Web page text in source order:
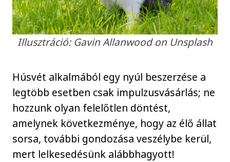
Illusztráció: Gavin Allanwood on Unsplash
Húsvét alkalmából egy nyúl beszerzése a
legtöbb esetben csak impulzusvásárlás; ne
hozzunk olyan felelőtlen döntést,
amelynek következménye, hogy az élő állat
sorsa, további gondozása veszélybe kerül,
mert lelkesedésünk alábbhagyott!